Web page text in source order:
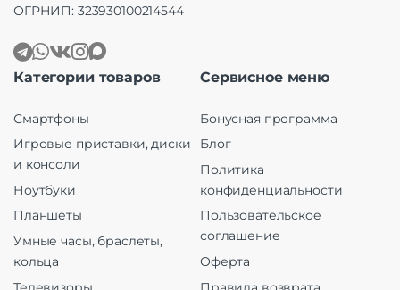
ОГРНИП: 323930100214544
Категории товаров
Смартфоны
Игровые приставки, диски
и консоли
Ноутбуки
Планшеты
Умные часы, браслеты,
кольца
Сервисное меню
Бонусная программа
Блог
Политика
конфиденциальности
Пользовательское
соглашение
Оферта